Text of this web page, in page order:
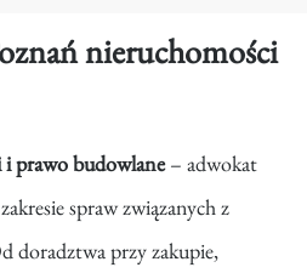
nieruchomości
prawo budowlane– adwokat
spraw związanych z
doradztwa przy zakupie,